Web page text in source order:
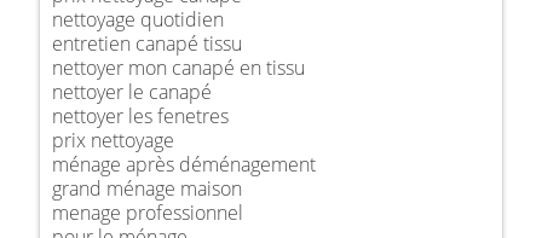
nettoyage quotidien
entretien canapé tissu
nettoyer mon canapé en tissu
nettoyer le canapé
nettoyer les fenetres
prix nettoyage
ménage après déménagement
grand ménage maison
menage professionnel